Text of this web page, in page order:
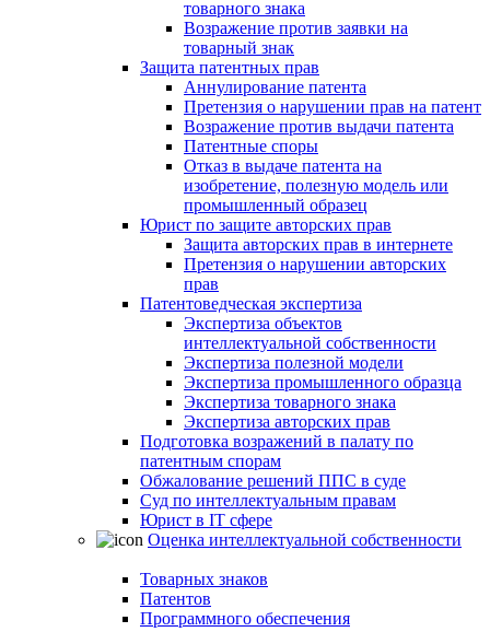
товарного знака
Возражение против заявки на
товарный знак
Защита патентных прав
Аннулирование патента
Претензия о нарушении прав на патент
Возражение против выдачи патента
Патентные споры
Отказ в выдаче патента на
изобретение, полезную модель или
промышленный образец
Юрист по защите авторских прав
Защита авторских прав в интернете
Претензия о нарушении авторских
прав
Патентоведческая экспертиза
Экспертиза объектов
интеллектуальной собственности
Экспертиза полезной модели
Экспертиза промышленного образца
Экспертиза товарного знака
Экспертиза авторских прав
Подготовка возражений в палату по
патентным спорам
Обжалование решений ППС в суде
Суд по интеллектуальным правам
Юрист в IT сфере
Оценка интеллектуальной собственности
Товарных знаков
Патентов
Программного обеспечения